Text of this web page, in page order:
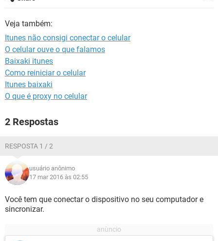
Veja também:
Itunes não consigi conectar o celular
O celular ouve o que falamos
Baixaki itunes
Como reiniciar o celular
Itunes baixaki
O que é proxy no celular
2 Respostas
RESPOSTA 1 / 2
usuário anônimo
17 mar 2016 às 02:55
Você tem que conectar o dispositivo no seu computador e
sincronizar.